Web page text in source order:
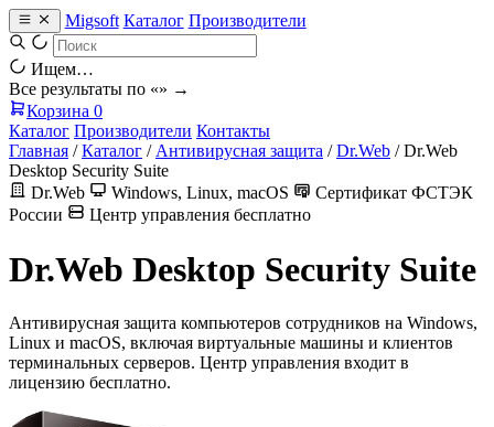
Migsoft Каталог Производители
Ищем…
Все результаты по «» →
Корзина 0
Каталог Производители Контакты
Главная / Каталог / Антивирусная защита / Dr.Web / Dr.Web
Desktop Security Suite
Dr.Web
Windows, Linux, macOS
Сертификат ФСТЭК
России
Центр управления бесплатно
Dr.Web Desktop Security Suite
Антивирусная защита компьютеров сотрудников на Windows,
Linux и macOS, включая виртуальные машины и клиентов
терминальных серверов. Центр управления входит в
лицензию бесплатно.